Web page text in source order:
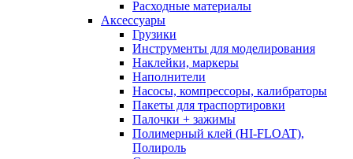
Расходные материалы
Аксессуары
Грузики
Инструменты для моделирования
Наклейки, маркеры
Наполнители
Насосы, компрессоры, калибраторы
Пакеты для траспортировки
Палочки + зажимы
Полимерный клей (HI-FLOAT),
Полироль